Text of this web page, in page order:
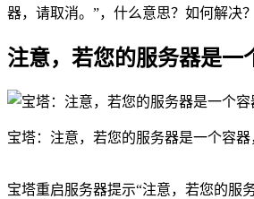
器，请取消。”，什么意思？如何解决？
注意，若您的服务器是一
宝塔：注意，若您的服务器是一个容器
宝塔重启服务器提示“注意，若您的服